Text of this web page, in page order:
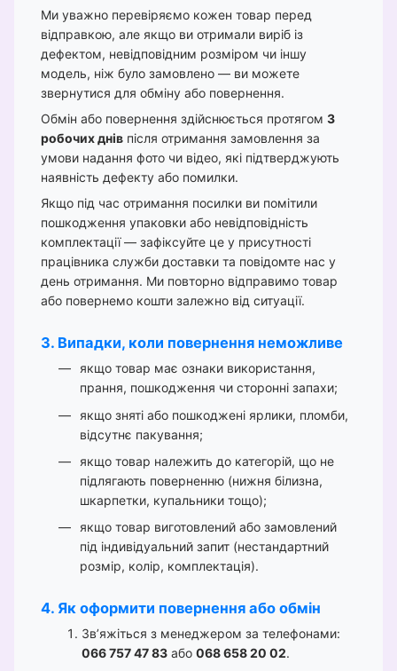
Ми уважно перевіряємо кожен товар перед
відправкою, але якщо ви отримали виріб із
дефектом, невідповідним розміром чи іншу
модель, ніж було замовлено — ви можете
звернутися для обміну або повернення.
Обмін або повернення здійснюється протягом 3
робочих днів після отримання замовлення за
умови надання фото чи відео, які підтверджують
наявність дефекту або помилки.
Якщо під час отримання посилки ви помітили
пошкодження упаковки або невідповідність
комплектації — зафіксуйте це у присутності
працівника служби доставки та повідомте нас у
день отримання. Ми повторно відправимо товар
або повернемо кошти залежно від ситуації.
3. Випадки, коли повернення неможливе
якщо товар має ознаки використання,
прання, пошкодження чи сторонні запахи;
якщо зняті або пошкоджені ярлики, пломби,
відсутнє пакування;
якщо товар належить до категорій, що не
підлягають поверненню (нижня білизна,
шкарпетки, купальники тощо);
якщо товар виготовлений або замовлений
під індивідуальний запит (нестандартний
розмір, колір, комплектація).
4. Як оформити повернення або обмін
Зв’яжіться з менеджером за телефонами:
066 757 47 83 або 068 658 20 02.